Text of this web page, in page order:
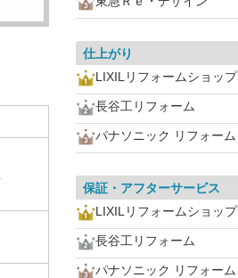
仕上がり
LIXILリフォームショップ
長谷工リフォーム
パナソニック リフォーム
保証・アフターサービス
LIXILリフォームショップ
長谷工リフォーム
パナソニック リフォーム